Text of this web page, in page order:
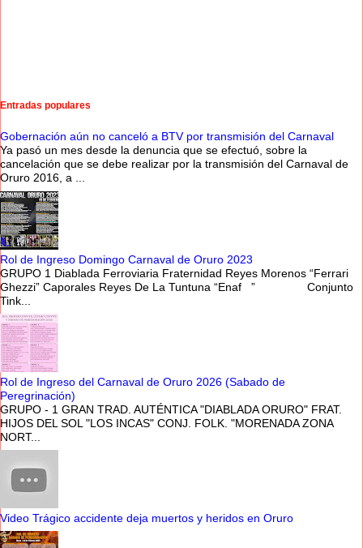
Entradas populares
Gobernación aún no canceló a BTV por transmisión del Carnaval
Ya pasó un mes desde la denuncia que se efectuó, sobre la
cancelación que se debe realizar por la transmisión del Carnaval de
Oruro 2016, a ...
Rol de Ingreso Domingo Carnaval de Oruro 2023
GRUPO 1 Diablada Ferroviaria Fraternidad Reyes Morenos “Ferrari
Ghezzi” Caporales Reyes De La Tuntuna “Enaf ” Conjunto
Tink...
Rol de Ingreso del Carnaval de Oruro 2026 (Sabado de
Peregrinación)
GRUPO - 1 GRAN TRAD. AUTÉNTICA "DIABLADA ORURO" FRAT.
HIJOS DEL SOL "LOS INCAS" CONJ. FOLK. "MORENADA ZONA
NORT...
Video Trágico accidente deja muertos y heridos en Oruro